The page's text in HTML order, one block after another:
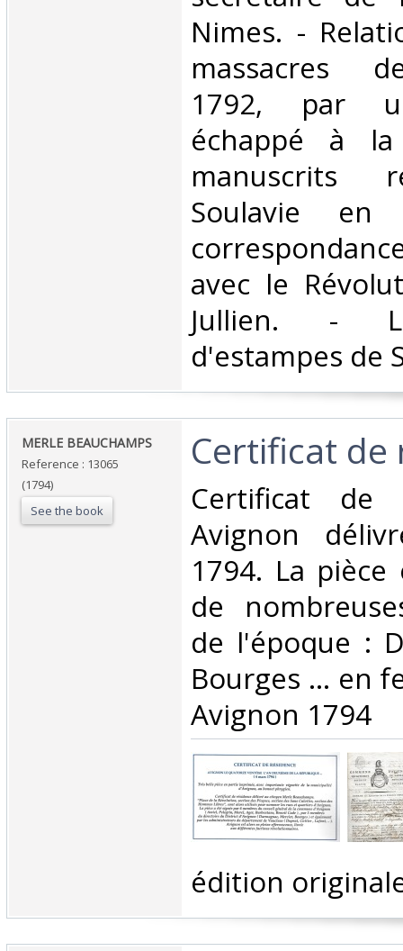
Nimes. -
massacres
1792, par
échappé à
manuscrits
Soulavie
avec le
Jullien. -
d'estampes de
‎MERLE BEAUCHAMPS‎
Reference : 13065
(1794)
See the book
‎Certificat de
‎Certificat de
Avignon
1794. La
de
de l'époque :
Bourges … en
Avignon 1794 ‎
‎édition